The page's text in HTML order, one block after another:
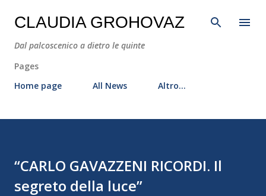
Passa ai contenuti principali
CLAUDIA GROHOVAZ
Dal palcoscenico a dietro le quinte
Pages
Home page
All News Altro…
“CARLO GAVAZZENI RICORDI. Il
segreto della luce”